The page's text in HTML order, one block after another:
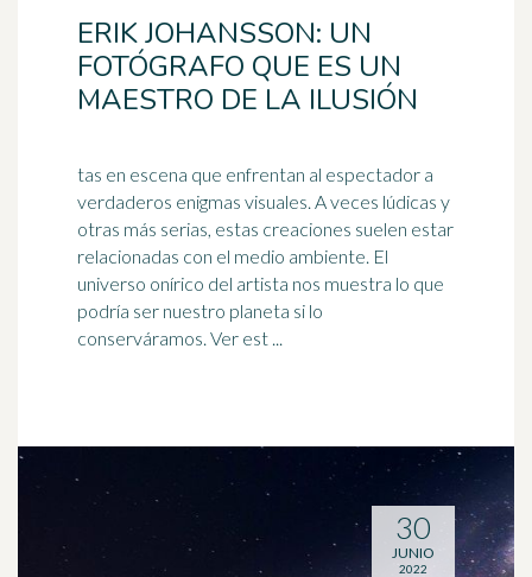
ERIK JOHANSSON: UN
FOTÓGRAFO QUE ES UN
MAESTRO DE LA ILUSIÓN
tas en escena que enfrentan al espectador a
verdaderos enigmas visuales. A veces lúdicas y
otras más serias, estas creaciones suelen estar
relacionadas con el medio ambiente. El
universo onírico del artista nos muestra lo que
podría ser nuestro planeta si lo
conserváramos. Ver est ...
30
JUNIO
2022